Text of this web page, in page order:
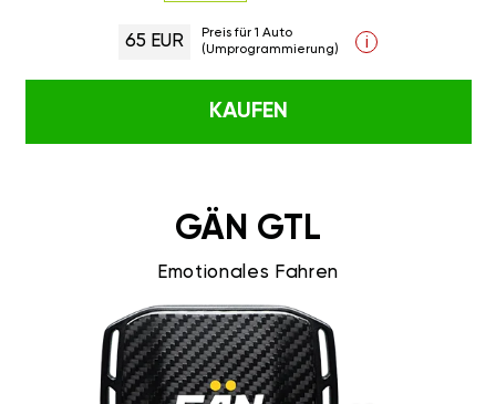
65 EUR
Preis für 1 Auto
(Umprogrammierung)
i
KAUFEN
GÄN GTL
Emotionales Fahren